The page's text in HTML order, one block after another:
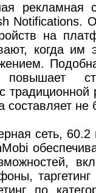
рекламная
Notifications.
на
когда им
составляет не
сеть,
по